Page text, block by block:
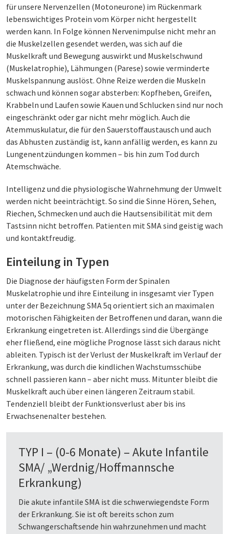
für unsere Nervenzellen (Motoneurone) im Rückenmark
lebenswichtiges Protein vom Körper nicht hergestellt
werden kann. In Folge können Nervenimpulse nicht mehr an
die Muskelzellen gesendet werden, was sich auf die
Muskelkraft und Bewegung auswirkt und Muskelschwund
(Muskelatrophie), Lähmungen (Parese) sowie verminderte
Muskelspannung auslöst. Ohne Reize werden die Muskeln
schwach und können sogar absterben: Kopfheben, Greifen,
Krabbeln und Laufen sowie Kauen und Schlucken sind nur noch
eingeschränkt oder gar nicht mehr möglich. Auch die
Atemmuskulatur, die für den Sauerstoffaustausch und auch
das Abhusten zuständig ist, kann anfällig werden, es kann zu
Lungenentzündungen kommen – bis hin zum Tod durch
Atemschwäche.
Intelligenz und die physiologische Wahrnehmung der Umwelt
werden nicht beeinträchtigt. So sind die Sinne Hören, Sehen,
Riechen, Schmecken und auch die Hautsensibilität mit dem
Tastsinn nicht betroffen. Patienten mit SMA sind geistig wach
und kontaktfreudig.
Einteilung in Typen
Die Diagnose der häufigsten Form der Spinalen
Muskelatrophie und ihre Einteilung in insgesamt vier Typen
unter der Bezeichnung SMA 5q orientiert sich an maximalen
motorischen Fähigkeiten der Betroffenen und daran, wann die
Erkrankung eingetreten ist. Allerdings sind die Übergänge
eher fließend, eine mögliche Prognose lässt sich daraus nicht
ableiten. Typisch ist der Verlust der Muskelkraft im Verlauf der
Erkrankung, was durch die kindlichen Wachstumsschübe
schnell passieren kann – aber nicht muss. Mitunter bleibt die
Muskelkraft auch über einen längeren Zeitraum stabil.
Tendenziell bleibt der Funktionsverlust aber bis ins
Erwachsenenalter bestehen.
TYP I – (0-6 Monate) – Akute Infantile
SMA/ „Werdnig/Hoffmannsche
Erkrankung)
Die akute infantile SMA ist die schwerwiegendste Form
der Erkrankung. Sie ist oft bereits schon zum
Schwangerschaftsende hin wahrzunehmen und macht